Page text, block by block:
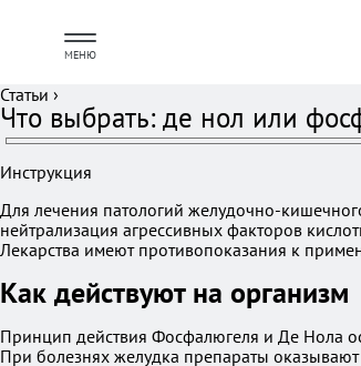
МЕНЮ
Статьи ›
Что выбрать: де нол или
Инструкция
Для лечения патологий желудочно-
нейтрализация агрессивных факторов
Лекарства имеют противопоказания к
Как действуют на организм
Принцип действия Фосфалюгеля и Де Нола
При болезнях желудка препараты